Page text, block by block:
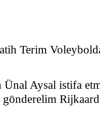
Terim
Ünal Aysal istifa